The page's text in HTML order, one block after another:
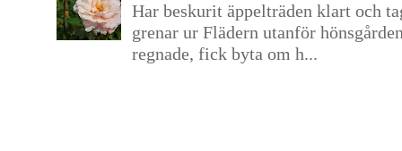
Har beskurit äppelträden klart och
grenar ur Flädern utanför
regnade, fick byta om h...